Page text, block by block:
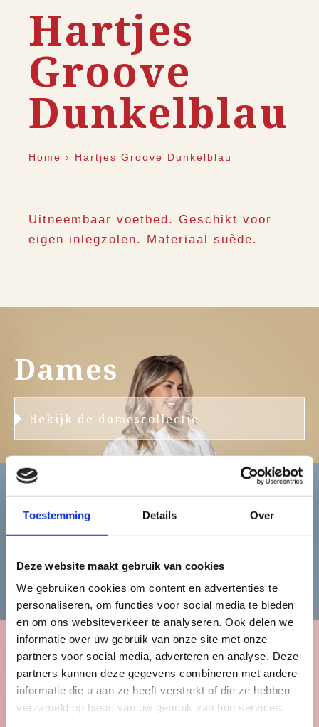
Toestemming Details Over
Deze website maakt gebruik van cookies
We gebruiken cookies om content en advertenties te
personaliseren, om functies voor social media te bieden
en om ons websiteverkeer te analyseren. Ook delen we
informatie over uw gebruik van onze site met onze
partners voor social media, adverteren en analyse. Deze
partners kunnen deze gegevens combineren met andere
informatie die u aan ze heeft verstrekt of die ze hebben
verzameld op basis van uw gebruik van hun services.
Hartjes
Groove
Dunkelblau
Home › Hartjes Groove Dunkelblau
Uitneembaar voetbed. Geschikt voor
eigen inlegzolen. Materiaal suède.
Dames
Bekijk de damescollectie
Heren
Bekijk de herencollectie
Kinderen